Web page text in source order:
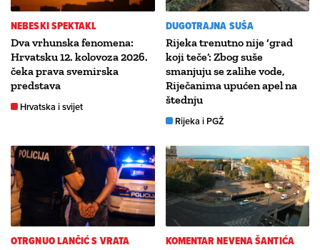
NEBESKI SPEKTAKL
Dva vrhunska fenomena:
Hrvatsku 12. kolovoza 2026.
čeka prava svemirska
predstava
Hrvatska i svijet
DUGOTRAJNA SUŠA
Rijeka trenutno nije ‘grad
koji teče’: Zbog suše
smanjuju se zalihe vode,
Riječanima upućen apel na
štednju
Rijeka i PGŽ
OTRGNUO LANČIĆ S VRATA
KOMENTAR NEVENA ŠANTIĆA